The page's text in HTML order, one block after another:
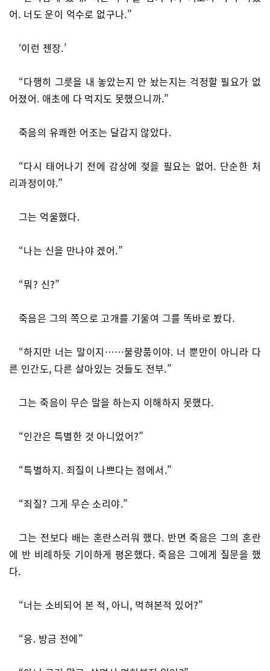
어. 너도 운이 억수로 없구나.”
‘이런 젠장.’
“다행히 그릇을 내 놓았는지 안 놨는지는 걱정할 필요가 없
어졌어. 애초에 다 먹지도 못했으니까.”
죽음의 유쾌한 어조는 달갑지 않았다.
“다시 태어나기 전에 감상에 젖을 필요는 없어. 단순한 처
리과정이야.”
그는 억울했다.
“나는 신을 만나야 겠어.”
“뭐? 신?”
죽음은 그의 쪽으로 고개를 기울여 그를 똑바로 봤다.
“하지만 너는 말이지……불량품이야. 너 뿐만이 아니라 다
른 인간도, 다른 살아있는 것들도 전부.”
그는 죽음이 무슨 말을 하는지 이해하지 못했다.
“인간은 특별한 것 아니었어?”
“특별하지. 죄질이 나쁘다는 점에서.”
“죄질? 그게 무슨 소리야.”
그는 전보다 배는 혼란스러워 했다. 반면 죽음은 그의 혼란
에 반 비례하듯 기이하게 평온했다. 죽음은 그에게 질문을 했
다.
“너는 소비되어 본 적, 아니, 먹혀본적 있어?”
“응. 방금 전에”